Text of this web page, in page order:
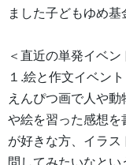
ました子どもゆめ基
＜直近の単発イベン
１.絵と作文イベン
えんぴつ画で人や
や絵を習った感想を
が好きな方、イラ